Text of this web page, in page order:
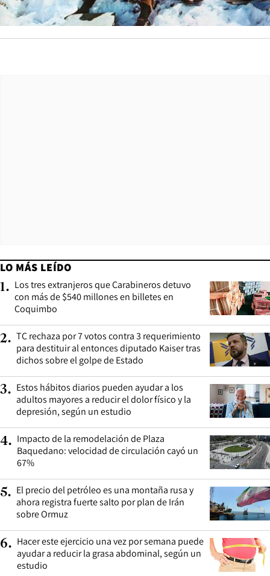
LO MÁS LEÍDO
1. Los tres extranjeros que Carabineros detuvo
con más de $540 millones en billetes en
Coquimbo
2. TC rechaza por 7 votos contra 3 requerimiento
para destituir al entonces diputado Kaiser tras
dichos sobre el golpe de Estado
3. Estos hábitos diarios pueden ayudar a los
adultos mayores a reducir el dolor físico y la
depresión, según un estudio
4. Impacto de la remodelación de Plaza
Baquedano: velocidad de circulación cayó un
67%
5. El precio del petróleo es una montaña rusa y
ahora registra fuerte salto por plan de Irán
sobre Ormuz
6. Hacer este ejercicio una vez por semana puede
ayudar a reducir la grasa abdominal, según un
estudio